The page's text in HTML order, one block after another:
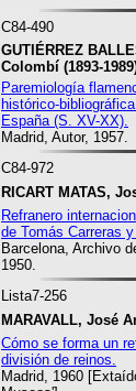
C84-490
GUTIÉRREZ
Colombí (1893-
Paremiología
histórico-
España (S. XV-XX).
Madrid, Autor, 1957.
C84-972
RICART MATAS,
Refranero
de Tomás Carreras
Barcelona, Archivo
1950.
Lista7-256
MARAVALL, José
Cómo se forma un
división de reinos.
Madrid, 1960